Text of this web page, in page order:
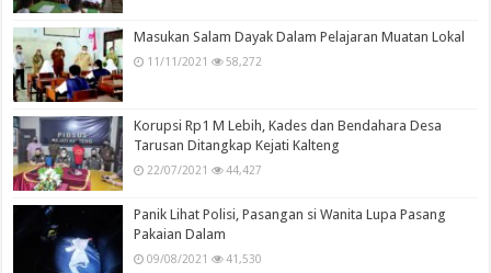
Masukan Salam Dayak Dalam Pelajaran Muatan Lokal
11/11/2021 58,272
Korupsi Rp1 M Lebih, Kades dan Bendahara Desa
Tarusan Ditangkap Kejati Kalteng
22/07/2021 44,427
Panik Lihat Polisi, Pasangan si Wanita Lupa Pasang
Pakaian Dalam
09/08/2021 41,530